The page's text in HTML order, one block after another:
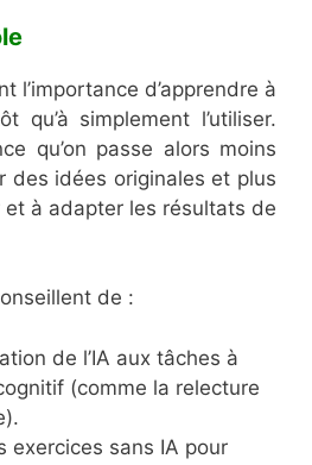
l’importance d’apprendre à
qu’à simplement l’utiliser.
qu’on passe alors moins
des idées originales et plus
à adapter les résultats de
de :
de l’IA aux tâches à
(comme la relecture
exercices sans IA pour